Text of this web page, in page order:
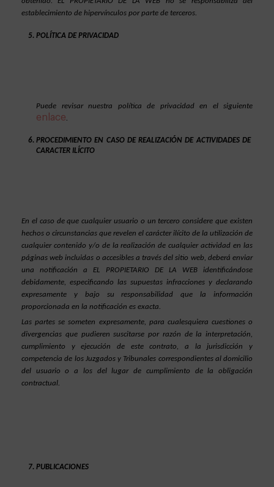
establecimiento de hipervínculos por parte de terceros.
POLÍTICA DE PRIVACIDAD
enlace
PROCEDIMIENTO EN CASO DE REALIZACIÓN DE ACTIVIDADES DE
CARACTER ILÍCITO
En el caso de que cualquier usuario o un tercero considere que existen
hechos o circunstancias que revelen el carácter ilícito de la utilización de
cualquier contenido y/o de la realización de cualquier actividad en las
páginas web incluidas o accesibles a través del sitio web, deberá enviar
una notificación a EL PROPIETARIO DE LA WEB identificándose
debidamente, especificando las supuestas infracciones y declarando
expresamente y bajo su responsabilidad que la información
proporcionada en la notificación es exacta.
Las partes se someten expresamente, para cualesquiera cuestiones o
divergencias que pudieren suscitarse por razón de la interpretación,
cumplimiento y ejecución de este contrato, a la jurisdicción y
competencia de los Juzgados y Tribunales correspondientes al domicilio
del usuario o a los del lugar de cumplimiento de la obligación
contractual.
PUBLICACIONES